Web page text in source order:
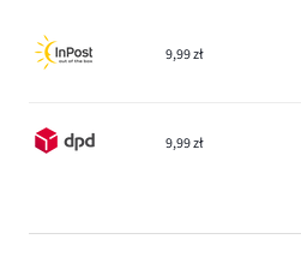
9,99 zł
9,99 zł